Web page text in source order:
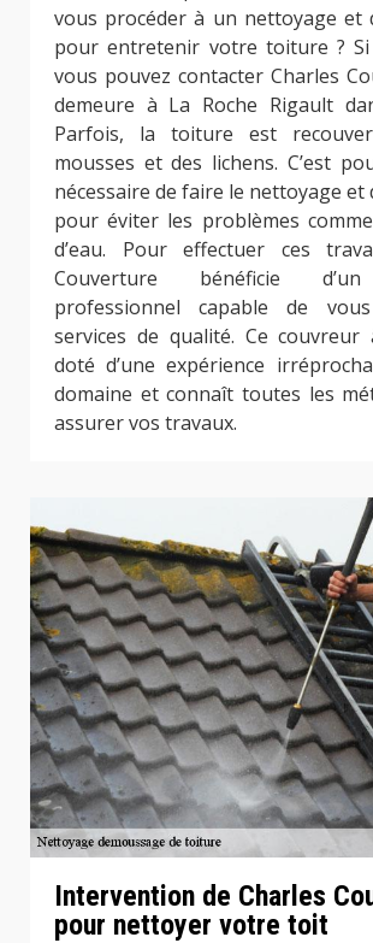
vous procéder à un nettoyage et
pour entretenir votre toiture ? Si
vous pouvez contacter Charles
demeure à La Roche Rigault
Parfois, la toiture est
mousses et des lichens. C’est
nécessaire de faire le nettoyage et
pour éviter les problèmes
d’eau. Pour effectuer ces
Couverture bénéficie
professionnel capable de
services de qualité. Ce couvreur
doté d’une expérience
domaine et connaît toutes les
assurer vos travaux.
Intervention de Charles
pour nettoyer votre toit